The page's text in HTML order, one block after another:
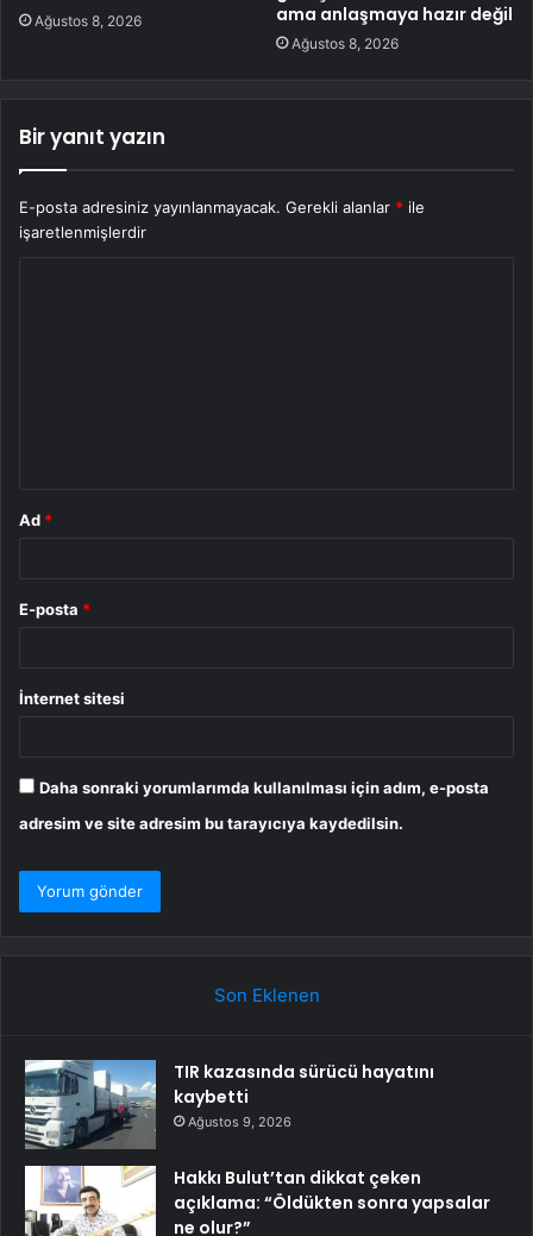
Ağustos 8, 2026
ama anlaşmaya hazır değil
Ağustos 8, 2026
Bir yanıt yazın
E-posta adresiniz yayınlanmayacak. Gerekli alanlar * ile
işaretlenmişlerdir
Ad *
E-posta *
İnternet sitesi
Daha sonraki yorumlarımda kullanılması için adım, e-posta
adresim ve site adresim bu tarayıcıya kaydedilsin.
Son Eklenen
TIR kazasında sürücü hayatını
kaybetti
Ağustos 9, 2026
Hakkı Bulut’tan dikkat çeken
açıklama: “Öldükten sonra yapsalar
ne olur?”